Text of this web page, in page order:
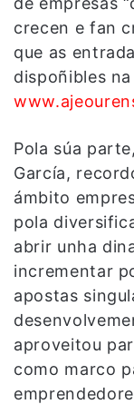
crecen e fan
que as
dispoñibles
Pola súa
García,
ámbito
pola
abrir unha
incrementar
apostas
aproveitou
como marco